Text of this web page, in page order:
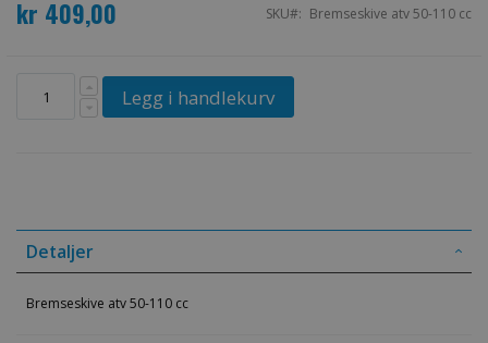
kr 409,00 SKU Bremseskive atv 50-110 cc
Legg i handlekurv
Detaljer
Bremseskive atv 50-110 cc